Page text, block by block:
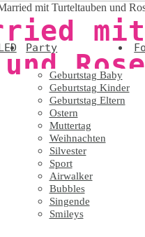
Party
Geburtstag Baby
Geburtstag Kinder
Geburtstag Eltern
Ostern
Muttertag
Weihnachten
Silvester
Sport
Airwalker
Bubbles
Singende
Smileys
mit Turteltauben und
mit